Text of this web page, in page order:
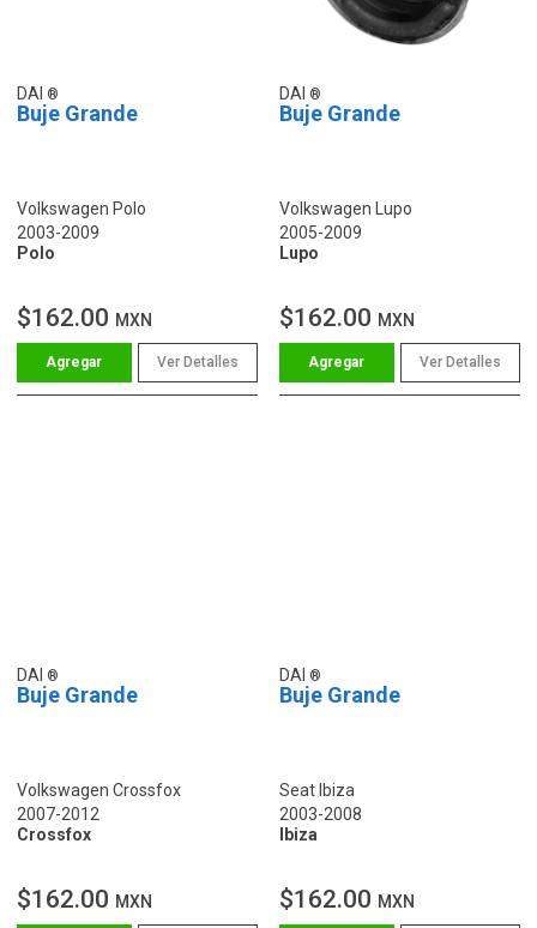
DAI
Buje Grande
Volkswagen Polo
2003-2009
Polo
$162.00 MXN
Ver Detalles
DAI
Buje Grande
Volkswagen Lupo
2005-2009
Lupo
$162.00 MXN
Ver Detalles
DAI
Buje Grande
Volkswagen Crossfox
2007-2012
Crossfox
$162.00 MXN
DAI
Buje Grande
Seat Ibiza
2003-2008
Ibiza
$162.00 MXN